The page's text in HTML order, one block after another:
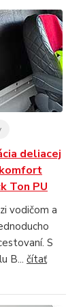
deliacej
Ton PU
vodičom a
S
B... čítať